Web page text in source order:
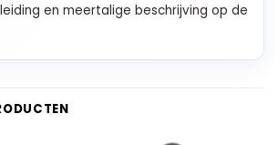
en meertalige beschrijving op de